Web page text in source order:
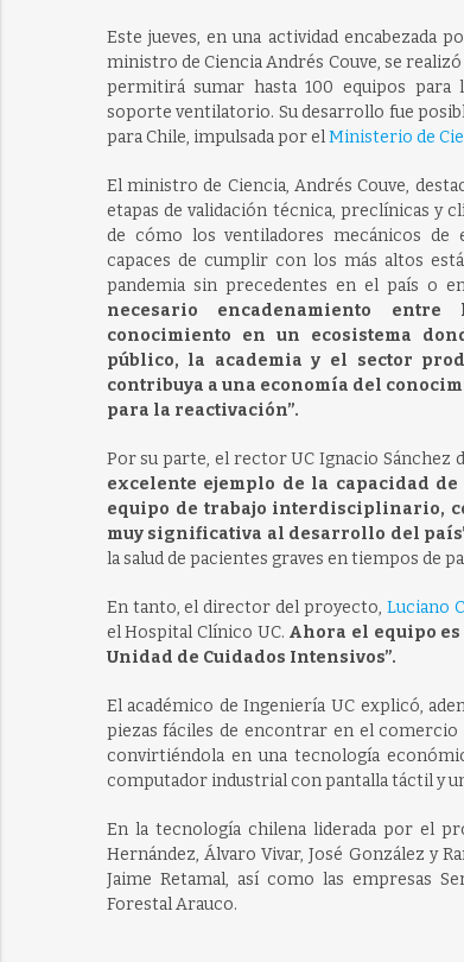
Este jueves, en una actividad encabezada
ministro de Ciencia Andrés Couve, se
permitirá sumar hasta 100 equipos para
soporte ventilatorio. Su desarrollo fue
para Chile, impulsada por elMinisterio de
El ministro de Ciencia, Andrés Couve,
etapas de validación técnica, preclínicas y
de cómo los ventiladores mecánicos de
capaces de cumplir con los más altos
pandemia sin precedentes en el país o
necesario encadenamiento
conocimiento en un ecosistema
público, la academia y el sector
contribuya a una economía del
para la reactivación”.
Por su parte, el rector UC Ignacio Sánchez
excelente ejemplo de la capacidad
equipo de trabajo interdisciplinario,
muy significativa al desarrollo del
la salud de pacientes graves en tiempos de
En tanto, el director del proyecto, Luciano
el Hospital Clínico UC. Ahora el equipo
Unidad de Cuidados Intensivos”.
El académico de Ingeniería UC explicó,
piezas fáciles de encontrar en el
convirtiéndola en una tecnología
computador industrial con pantalla táctil y
En la tecnología chilena liderada por el
Hernández, Álvaro Vivar, José González y
Jaime Retamal, así como las empresas
Forestal Arauco.